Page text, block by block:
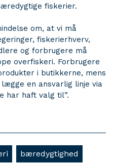
fiskerier.
om, at vi må
fiskerierhverv,
og forbrugere må
overfiskeri. Forbrugere
i butikkerne, mens
en ansvarlig linje via
har haft valg til”.
bæredygtighed